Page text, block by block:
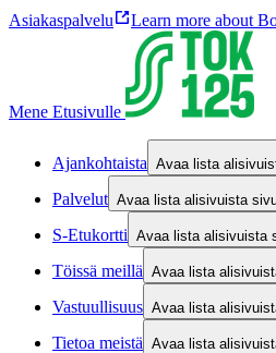
Asiakaspalvelu Learn more about
Mene Etusivulle
Ajankohtaista Avaa lista
Palvelut Avaa lista alisivuista
S-Etukortti Avaa lista alisivuista
Töissä meillä Avaa lista
Vastuullisuus Avaa lista
Tietoa meistä Avaa lista